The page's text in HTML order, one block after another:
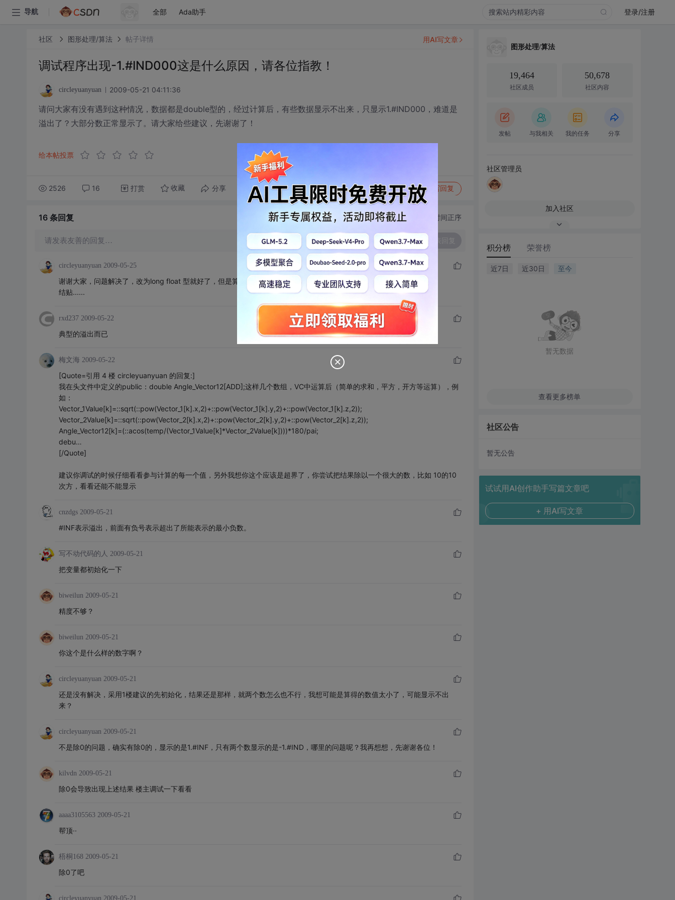
导航 全部 Ada助手 登录/注册
社区 图形处理/算法 帖子详情
调试程序出现-1.#IND000这是什么原因，请各位指教！
circleyuanyuan 2009-05-21 04:11:36
请问大家有没有遇到这种情况，数据都是double型的，经过计算后，有些数据显示不出来，只显示1.#IND000，难道是
溢出了？大部分数正常显示了。请大家给些建议，先谢谢了！
给本帖投票
2526 16 打赏 收藏 分享 转发到动态 举报 写回复
用AI写文章
16 条回复 切换为时间正序
请发表友善的回复…
circleyuanyuan 2009-05-25
谢谢大家，问题解决了，改为long float 型就好了，但是算法还要再改，否则没法完成后面的工作。
结贴......
rxd237 2009-05-22
典型的溢出而已
梅文海 2009-05-22
[Quote=引用 4 楼 circleyuanyuan 的回复:]
我在头文件中定义的public：double Angle_Vector12[ADD];这样几个数组，VC中运算后（简单的求和，平方，开方等运算），例
如：
Vector_1Value[k]=::sqrt(::pow(Vector_1[k].x,2)+::pow(Vector_1[k].y,2)+::pow(Vector_1[k].z,2));
Vector_2Value[k]=::sqrt(::pow(Vector_2[k].x,2)+::pow(Vector_2[k].y,2)+::pow(Vector_2[k].z,2));
Angle_Vector12[k]=(::acos(temp/(Vector_1Value[k]*Vector_2Value[k])))*180/pai;
debu…
[/Quote]
建议你调试的时候仔细看看参与计算的每一个值，另外我想你这个应该是超界了，你尝试把结果除以一个很大的数，比如 10的10
次方，看看还能不能显示
cnzdgs 2009-05-21
#INF表示溢出，前面有负号表示超出了所能表示的最小负数。
写不动代码的人 2009-05-21
把变量都初始化一下
biweilun 2009-05-21
精度不够？
biweilun 2009-05-21
你这个是什么样的数字啊？
circleyuanyuan 2009-05-21
还是没有解决，采用1楼建议的先初始化，结果还是那样，就两个数怎么也不行，我想可能是算得的数值太小了，可能显示不出
来？
circleyuanyuan 2009-05-21
不是除0的问题，确实有除0的，显示的是1.#INF，只有两个数显示的是-1.#IND，哪里的问题呢？我再想想，先谢谢各位！
kilvdn 2009-05-21
除0会导致出现上述结果 楼主调试一下看看
aaaa3105563 2009-05-21
帮顶··
梧桐168 2009-05-21
除0了吧
circleyuanyuan 2009-05-21
图形处理/算法
19,464
社区成员
50,678
社区内容
发帖 与我相关 我的任务 分享
社区管理员
加入社区
积分榜 荣誉榜
近7日 近30日 至今
暂无数据
查看更多榜单
社区公告
暂无公告
试试用AI创作助手写篇文章吧
+ 用AI写文章